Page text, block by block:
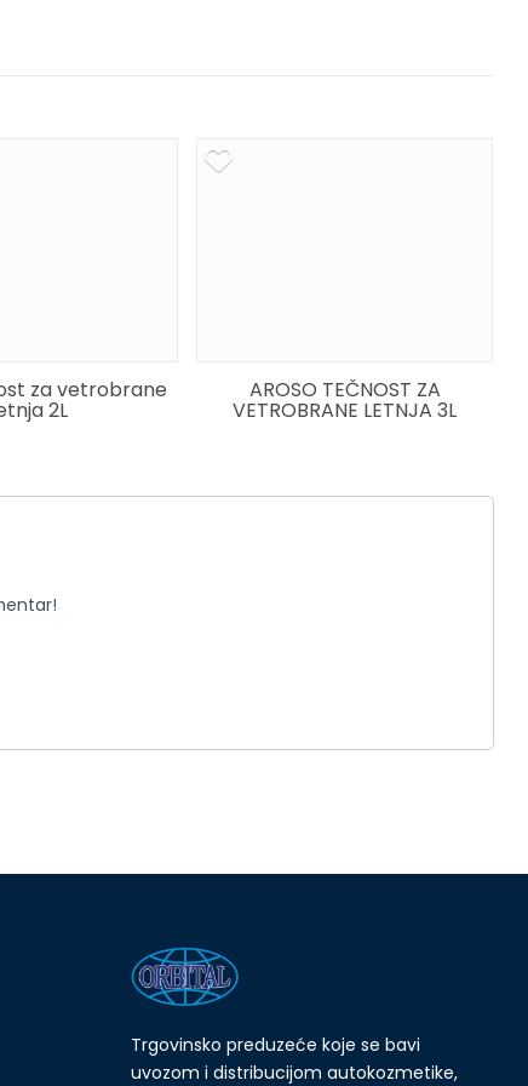
za vetrobrane
2L
AROSO TEČNOST ZA
VETROBRANE LETNJA 3L
Trgovinsko preduzeće koje se bavi
uvozom i distribucijom autokozmetike,